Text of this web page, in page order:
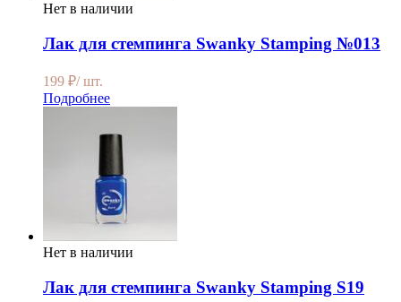
Нет в наличии
Лак для стемпинга Swanky Stamping №013
199 ₽/ шт.
Подробнее
Нет в наличии
Лак для стемпинга Swanky Stamping S19